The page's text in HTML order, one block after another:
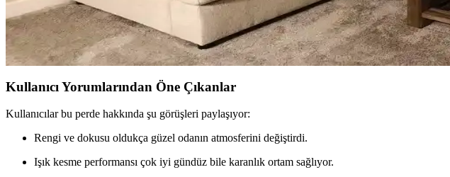
Küçük Oturma Odası Dekorasyonunda Denge ve Katmanlama
Küçük oturma odalarında perde, aydınlatma, mobilya ve dekorasyon seçimleriyle denge ve
Kullanıcı Yorumlarından Öne Çıkanlar
Kullanıcılar bu perde hakkında şu görüşleri paylaşıyor:
Rengi ve dokusu oldukça güzel odanın atmosferini değiştirdi.
Işık kesme performansı çok iyi gündüz bile karanlık ortam sağlıyor.